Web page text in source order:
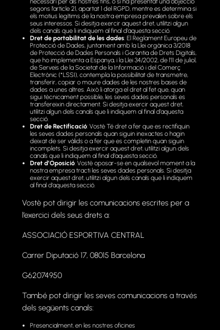
segons l’article 21, apartat 1 del RGPD, mentre es determina si
els motius legítims de la nostra empresa prevalen sobre els
seus interessos. Si desitja exercir aquest dret, utilitzi algun
dels canals que li indiquem al final d’aquesta secció.
Dret de portabilitat de les dades: El Reglament Europeu de
Protecció de Dades, juntament amb la Llei orgànica 3/2018
de Protecció de Dades Personals i Garantia de Drets Digitals,
que ho implementa a Espanya, i la Llei 34/2002, de l’11 de juliol,
de Serveis de la Societat de la Informació i del Comerç
Electrònic (*LSSI), contempla la possibilitat de transmetre,
transferir, copiar o moure dades de les nostres bases de
dades a unes altres. Això li atorga el dret al fet que, quan
sigui tècnicament possible, les seves dades personals es
transfereixin directament. Si desitja exercir aquest dret,
utilitzi algun dels canals que li indiquem al final d’aquesta
secció.
Dret de Rectificació: Vostè Té dret a fer que es rectifiquin
les seves dades personals quan siguin inexactes o hagin
deixat de ser vàlids o a fer que es completin quan siguin
incomplets. Si desitja exercir aquest dret, utilitzi algun dels
canals que li indiquem al final d’aquesta secció.
Dret d’Oposició: Vostè oposar-se en qualsevol moment a la
nostra empresa tracti les seves dades personals. Si desitja
exercir aquest dret, utilitzi algun dels canals que li indiquem
al final d’aquesta secció.
Vostè pot dirigir les comunicacions escrites per a
l’exercici dels seus drets a:
ASSOCIACIÓ ESPORTIVA CENTRAL
Carrer Diputació 17, 08015 Barcelona
G62074950
També pot dirigir les seves comunicacions a través
dels següents canals:
Presencialment, en les nostres oficines